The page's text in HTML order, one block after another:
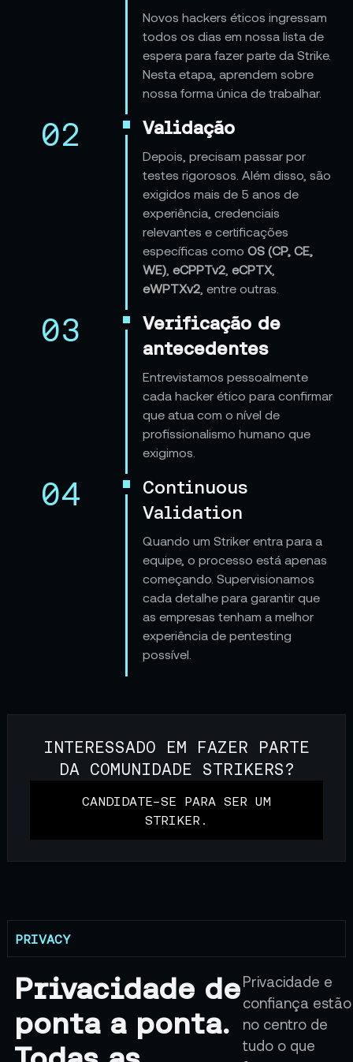
Novos hackers éticos ingressam
todos os dias em nossa lista de
espera para fazer parte da Strike.
Nesta etapa, aprendem sobre
nossa forma única de trabalhar.
02 Validação
Depois, precisam passar por
testes rigorosos. Além disso, são
exigidos mais de 5 anos de
experiência, credenciais
relevantes e certificações
específicas comoOS (CP, CE,
WE) ,eCPPTv2 ,eCPTX,
eWPTXv2 , entre outras.
03
Verificação de
antecedentes
Entrevistamos pessoalmente
cada hacker ético para confirmar
que atua com o nível de
profissionalismo humano que
exigimos.
04
Continuous
Validation
Quando um Striker entra para a
equipe, o processo está apenas
começando. Supervisionamos
cada detalhe para garantir que
as empresas tenham a melhor
experiência de pentesting
possível.
INTERESSADO EM FAZER PARTE
DA COMUNIDADE STRIKERS?
CANDIDATE-SE PARA SER UM
STRIKER.
PRIVACY
Privacidade de
ponta a ponta.
Privacidade e
confiança estão
no centro de
tudo o que